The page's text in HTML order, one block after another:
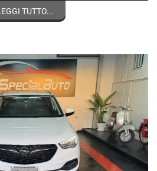
Vincenzo
pomeriggio e la domenica mattina
con rata personalizzata, anche
direzione Lago patria, prendere
TUTTO...